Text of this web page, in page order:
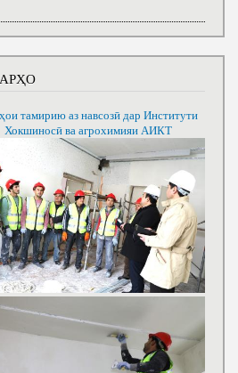
тамирию аз навсозӣ дар Институти
Хокшиносӣ ва агрохимияи АИКТ